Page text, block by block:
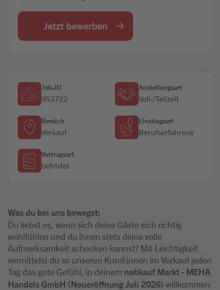
Jetzt bewerben
Job-ID
953722
Anstellungsart
Voll-/Teilzeit
Bereich
Verkauf
Einstiegsart
Berufserfahrene
Vertragsart
befristet
Was du bei uns bewegst:
Du liebst es, wenn sich deine Gäste sich richtig
wohlfühlen und du ihnen stets deine volle
Aufmerksamkeit schenken kannst? Mit Leichtigkeit
vermittelst du so unseren Kund:innen im Verkauf jeden
Tag das gute Gefühl, in deinem nahkauf Markt - MEHA
Handels GmbH (Neueröffnung Juli 2026) willkommen